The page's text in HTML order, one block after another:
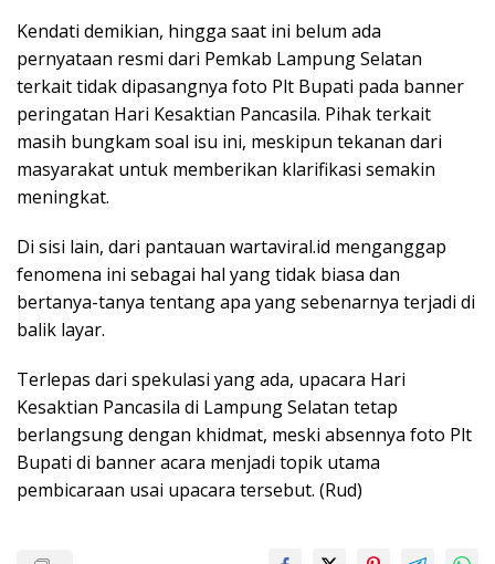
Kendati demikian, hingga saat ini belum ada
pernyataan resmi dari Pemkab Lampung Selatan
terkait tidak dipasangnya foto Plt Bupati pada banner
peringatan Hari Kesaktian Pancasila. Pihak terkait
masih bungkam soal isu ini, meskipun tekanan dari
masyarakat untuk memberikan klarifikasi semakin
meningkat.
Di sisi lain, dari pantauan wartaviral.id menganggap
fenomena ini sebagai hal yang tidak biasa dan
bertanya-tanya tentang apa yang sebenarnya terjadi di
balik layar.
Terlepas dari spekulasi yang ada, upacara Hari
Kesaktian Pancasila di Lampung Selatan tetap
berlangsung dengan khidmat, meski absennya foto Plt
Bupati di banner acara menjadi topik utama
pembicaraan usai upacara tersebut. (Rud)